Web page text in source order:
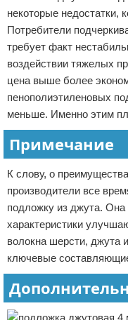
некоторые недостатки,
Потребители
требует факт
воздействии тяжелых
цена выше более
пенополиэтиленовых
меньше. Именно этим
Примечание
К слову, о
производители все
подложку из джута. Она
характеристики
волокна шерсти, джута
ключевые